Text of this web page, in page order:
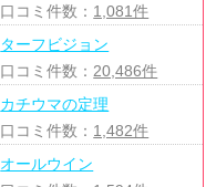
口コミ件数： 1,081件
ターフビジョン
口コミ件数： 20,486件
カチウマの定理
口コミ件数： 1,482件
オールウイン